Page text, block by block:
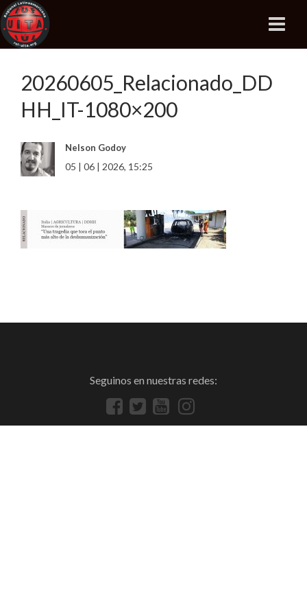
20260605_Relacionado_DD
HH_IT-1080×200
Nelson Godoy
05 | 06 | 2026, 15:25
Seguinos en nuestras redes: